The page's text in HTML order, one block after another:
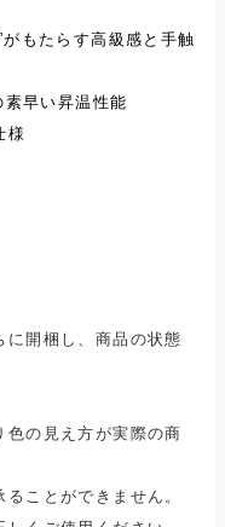
がもたらす高級感と手触
早い昇温性能
様
に開梱し、商品の状態
色の見え方が実際の商
ことができません。